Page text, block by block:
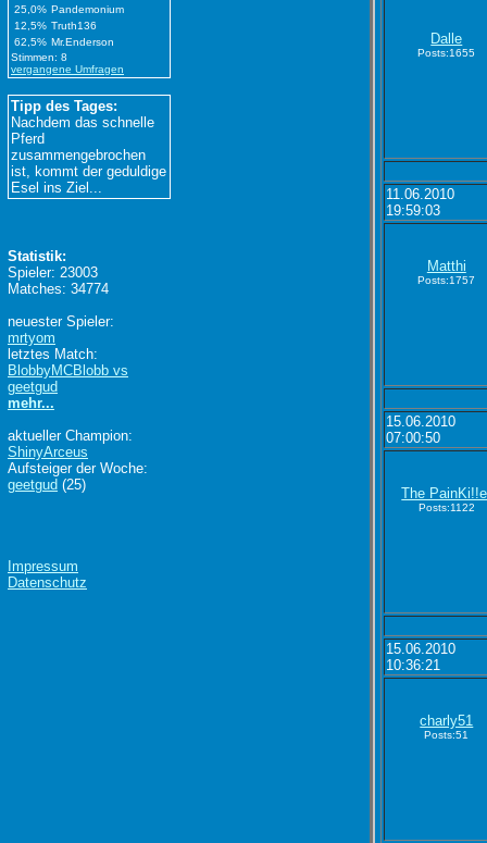
Dalle
Posts:1655
11.06.2010
19:59:03
Matthi
Posts:1757
15.06.2010
07:00:50
The
Posts:1122
15.06.2010
10:36:21
charly51
Posts:51
25,0% Pandemonium
12,5% Truth136
62,5% Mr.Enderson
Stimmen: 8
vergangene Umfragen
Tipp des Tages:
Nachdem das schnelle
Pferd
zusammengebrochen
ist, kommt der geduldige
Esel ins Ziel...
Statistik:
Spieler: 23003
Matches: 34774
neuester Spieler:
mrtyom
letztes Match:
BlobbyMCBlobb vs
geetgud
mehr...
aktueller Champion:
ShinyArceus
Aufsteiger der Woche:
geetgud (25)
Impressum
Datenschutz